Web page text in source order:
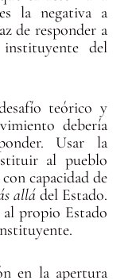
la negativa a
de responder a
del
teórico y
debería
Usar la
al pueblo
capacidad de
alládel Estado.
propio Estado
en la apertura